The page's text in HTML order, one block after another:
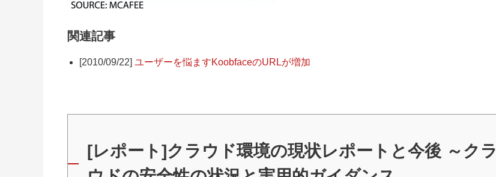
関連記事
[2010/09/22] ユーザーを悩ますKoobfaceのURLが増加
[レポート]クラウド環境の現状レポートと今後 ～クラ